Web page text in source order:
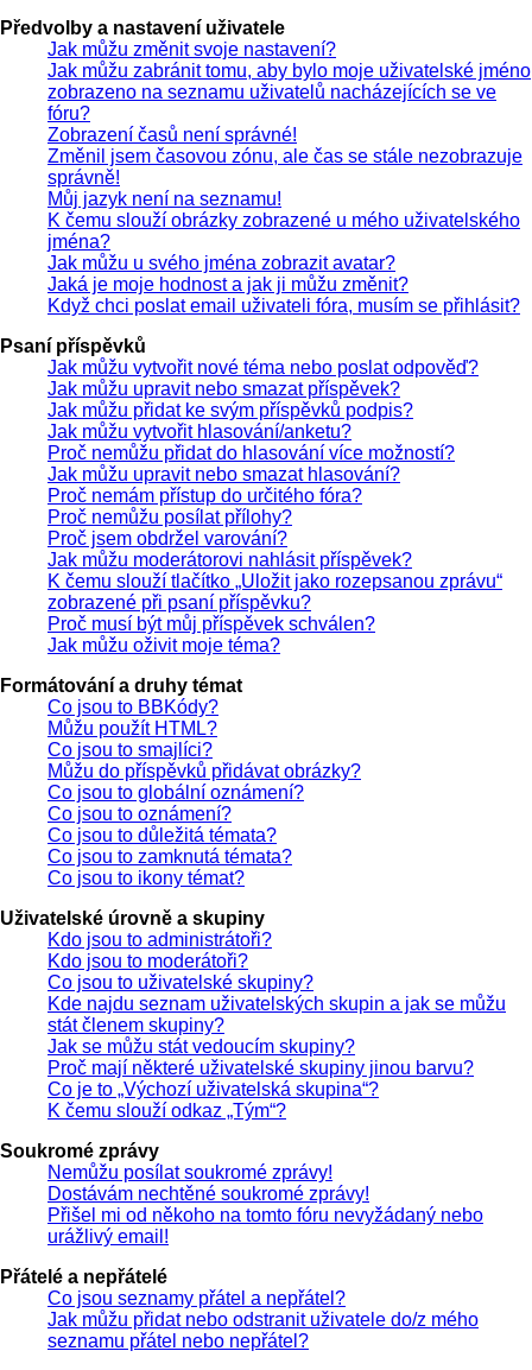
Předvolby a nastavení uživatele
Jak můžu změnit svoje nastavení?
Jak můžu zabránit tomu, aby bylo moje uživatelské jméno
zobrazeno na seznamu uživatelů nacházejících se ve
fóru?
Zobrazení časů není správné!
Změnil jsem časovou zónu, ale čas se stále nezobrazuje
správně!
Můj jazyk není na seznamu!
K čemu slouží obrázky zobrazené u mého uživatelského
jména?
Jak můžu u svého jména zobrazit avatar?
Jaká je moje hodnost a jak ji můžu změnit?
Když chci poslat email uživateli fóra, musím se přihlásit?
Psaní příspěvků
Jak můžu vytvořit nové téma nebo poslat odpověď?
Jak můžu upravit nebo smazat příspěvek?
Jak můžu přidat ke svým příspěvků podpis?
Jak můžu vytvořit hlasování/anketu?
Proč nemůžu přidat do hlasování více možností?
Jak můžu upravit nebo smazat hlasování?
Proč nemám přístup do určitého fóra?
Proč nemůžu posílat přílohy?
Proč jsem obdržel varování?
Jak můžu moderátorovi nahlásit příspěvek?
K čemu slouží tlačítko „Uložit jako rozepsanou zprávu“
zobrazené při psaní příspěvku?
Proč musí být můj příspěvek schválen?
Jak můžu oživit moje téma?
Formátování a druhy témat
Co jsou to BBKódy?
Můžu použít HTML?
Co jsou to smajlíci?
Můžu do příspěvků přidávat obrázky?
Co jsou to globální oznámení?
Co jsou to oznámení?
Co jsou to důležitá témata?
Co jsou to zamknutá témata?
Co jsou to ikony témat?
Uživatelské úrovně a skupiny
Kdo jsou to administrátoři?
Kdo jsou to moderátoři?
Co jsou to uživatelské skupiny?
Kde najdu seznam uživatelských skupin a jak se můžu
stát členem skupiny?
Jak se můžu stát vedoucím skupiny?
Proč mají některé uživatelské skupiny jinou barvu?
Co je to „Výchozí uživatelská skupina“?
K čemu slouží odkaz „Tým“?
Soukromé zprávy
Nemůžu posílat soukromé zprávy!
Dostávám nechtěné soukromé zprávy!
Přišel mi od někoho na tomto fóru nevyžádaný nebo
urážlivý email!
Přátelé a nepřátelé
Co jsou seznamy přátel a nepřátel?
Jak můžu přidat nebo odstranit uživatele do/z mého
seznamu přátel nebo nepřátel?